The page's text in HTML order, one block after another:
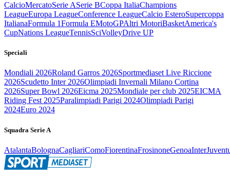
CalcioMercatoSerie ASerie BCoppa ItaliaChampions
LeagueEuropa LeagueConference LeagueCalcio EsteroSupercoppa
ItalianaFormula 1Formula EMotoGPAltri MotoriBasketAmerica's
CupNations LeagueTennisSciVolleyDrive UP
Speciali
Mondiali 2026Roland Garros 2026Sportmediaset Live Riccione
2026Scudetto Inter 2026Olimpiadi Invernali Milano Cortina
2026Super Bowl 2026Eicma 2025Mondiale per club 2025EICMA
Riding Fest 2025Paralimpiadi Parigi 2024Olimpiadi Parigi
2024Euro 2024
Squadra Serie A
AtalantaBolognaCagliariComoFiorentinaFrosinoneGenoaInter